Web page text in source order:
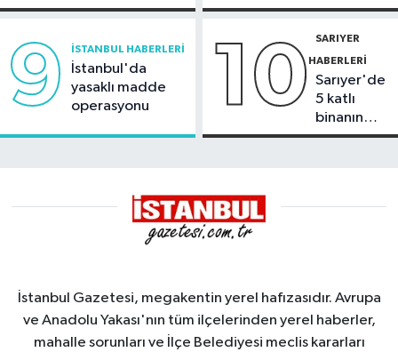
kayması
9 İSTANBUL HABERLERI
İstanbul'da
yasaklı madde
operasyonu
10 SARIYER
HABERLERI
Sarıyer'de
5 katlı
binanın
çatısında
İstanbul Gazetesi, megakentin yerel hafızasıdır. Avrupa
ve Anadolu Yakası'nın tüm ilçelerinden yerel haberler,
mahalle sorunları ve İlçe Belediyesi meclis kararları